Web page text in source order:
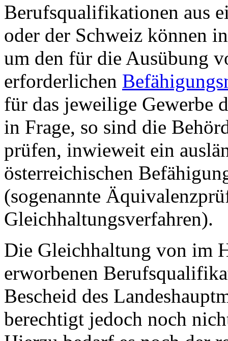
Berufsqualifikationen aus
oder der Schweiz können
um den für die Ausübung
erforderlichen
für das jeweilige Gewerbe
in Frage, so sind die
prüfen, inwieweit ein
österreichischen
(sogenannte
Gleichhaltungsverfahren).
Die Gleichhaltung von im
erworbenen
Bescheid des
berechtigt jedoch noch